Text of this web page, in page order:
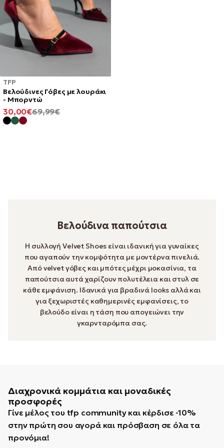
TFP
Βελούδινες Γόβες με λουράκι
- Μπορντώ
ΚΑΝΟΝΙΚΉ
69,99€
ΕΛΆΧΙΣΤΗ
ΤΙΜΉ
30,00€
Βελούδινα παπούτσια
Η συλλογή Velvet Shoes είναι ιδανική για γυναίκες
που αγαπούν την κομψότητα με μοντέρνα πινελιά.
Από velvet γόβες και μπότες μέχρι μοκασίνια, τα
παπούτσια αυτά χαρίζουν πολυτέλεια και στυλ σε
κάθε εμφάνιση. Ιδανικά για βραδινά looks αλλά και
για ξεχωριστές καθημερινές εμφανίσεις, το
βελούδο είναι η τάση που απογειώνει την
γκαρνταρόμπα σας.
Διαχρονικά κομμάτια και μοναδικές
προσφορές
Γίνε μέλος του tfp community και κέρδισε -10%
στην πρώτη σου αγορά και πρόσβαση σε όλα τα
προνόμια!